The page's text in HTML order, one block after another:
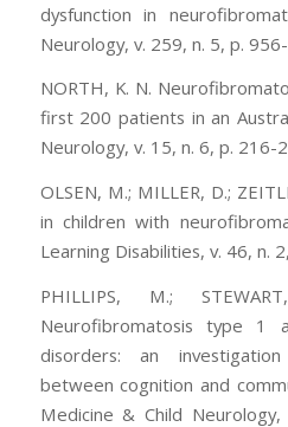
dysfunction in
Neurology, v. 259, n. 5, p.
NORTH, K. N.
first 200 patients in an
Neurology, v. 15, n. 6, p. 216-
OLSEN, M.; MILLER, D.;
in children with
Learning Disabilities, v. 46, n.
PHILLIPS, M.;
Neurofibromatosis type 1
disorders: an
between cognition and
Medicine & Child